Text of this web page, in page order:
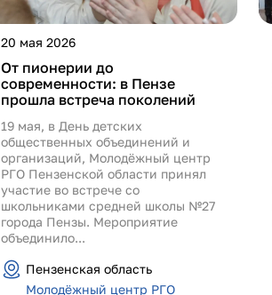
20 мая 2026
От пионерии до
современности: в Пензе
прошла встреча поколений
19 мая, в День детских
общественных объединений и
организаций, Молодёжный центр
РГО Пензенской области принял
участие во встрече со
школьниками средней школы №27
города Пензы. Мероприятие
объединило...
Пензенская область
Молодёжный центр РГО